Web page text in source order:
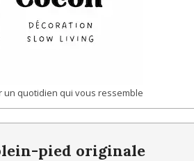
un quotidien qui vous ressemble
pied originale